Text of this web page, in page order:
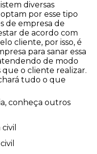
diversas
por esse tipo
de empresa de
de acordo com
cliente, por isso, é
para sanar essa
de modo
que o cliente realizar.
tudo o que
conheça outros